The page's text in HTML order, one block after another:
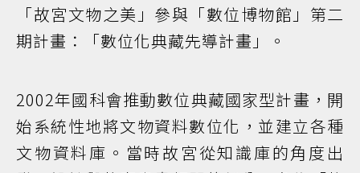
「故宮文物之美」參與「數位博物館」第二
期計畫：「數位化典藏先導計畫」。
2002年國科會推動數位典藏國家型計畫，開
始系統性地將文物資料數位化，並建立各種
文物資料庫。當時故宮從知識庫的角度出